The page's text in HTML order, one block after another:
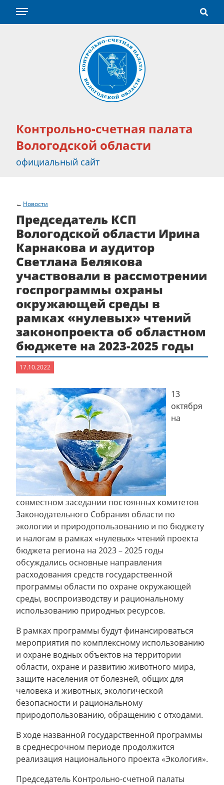
Контрольно-счетная палата
Вологодской области
официальный сайт
Новости
Председатель КСП
Вологодской области Ирина
Карнакова и аудитор
Светлана Белякова
участвовали в рассмотрении
госпрограммы охраны
окружающей среды в
рамках «нулевых» чтений
законопроекта об областном
бюджете на 2023-2025 годы
17.10.2022
13
октября
на
совместном заседании постоянных комитетов
Законодательного Собрания области по
экологии и природопользованию и по бюджету
и налогам в рамках «нулевых» чтений проекта
бюджета региона на 2023 – 2025 годы
обсуждались основные направления
расходования средств государственной
программы области по охране окружающей
среды, воспроизводству и рациональному
использованию природных ресурсов.
В рамках программы будут финансироваться
мероприятия по комплексному использованию
и охране водных объектов на территории
области, охране и развитию животного мира,
защите населения от болезней, общих для
человека и животных, экологической
безопасности и рациональному
природопользованию, обращению с отходами.
В ходе названной государственной программы
в среднесрочном периоде продолжится
реализация национального проекта «Экология».
Председатель Контрольно-счетной палаты